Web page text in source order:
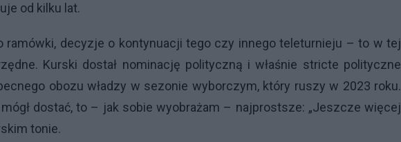
od kilku lat.
ramówki, decyzje o kontynuacji tego czy innego teleturnieju – to w tej
Kurski dostał nominację polityczną i właśnie stricte polityczne
obozu władzy w sezonie wyborczym, który ruszy w 2023 roku.
dostać, to – jak sobie wyobrażam – najprostsze: „Jeszcze więcej
tonie.